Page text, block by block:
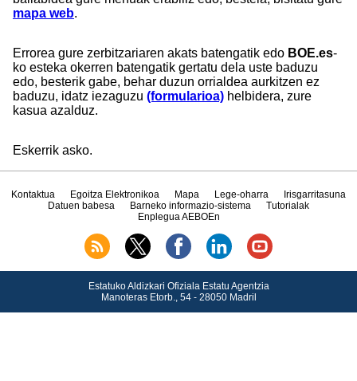
mapa web.
Errorea gure zerbitzariaren akats batengatik edo BOE.es-
ko esteka okerren batengatik gertatu dela uste baduzu
edo, besterik gabe, behar duzun orrialdea aurkitzen ez
baduzu, idatz iezaguzu (formularioa) helbidera, zure
kasua azalduz.
Eskerrik asko.
Kontaktua Egoitza Elektronikoa Mapa Lege-oharra
Irisgarritasuna
Datuen babesa
Barneko informazio-sistema
Tutorialak
Enplegua AEBOEn
Estatuko Aldizkari Ofiziala Estatu Agentzia
Manoteras Etorb., 54 - 28050 Madril